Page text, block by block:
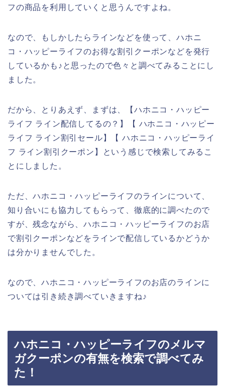
フの商品を利用していくと思うんですよね。
なので、もしかしたらラインなどを使って、ハホニ
コ・ハッピーライフのお得な割引クーポンなどを発行
しているかも♪と思ったので色々と調べてみることにし
ました。
だから、とりあえず、まずは、【ハホニコ・ハッピー
ライフ ライン配信してるの？】【 ハホニコ・ハッピー
ライフ ライン割引セール】【 ハホニコ・ハッピーライ
フ ライン割引クーポン】という感じで検索してみるこ
とにしました。
ただ、ハホニコ・ハッピーライフのラインについて、
知り合いにも協力してもらって、徹底的に調べたので
すが、残念ながら、ハホニコ・ハッピーライフのお店
で割引クーポンなどをラインで配信しているかどうか
は分かりませんでした。
なので、ハホニコ・ハッピーライフのお店のラインに
ついては引き続き調べていきますね♪
ハホニコ・ハッピーライフのメルマ
ガクーポンの有無を検索で調べてみ
た！